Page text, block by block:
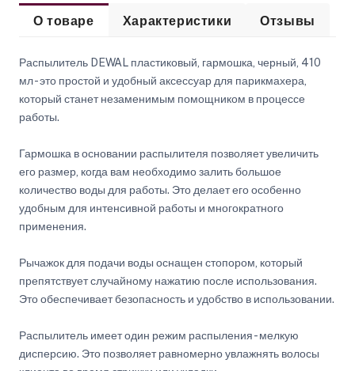
О товаре Характеристики Отзывы
Распылитель DEWAL пластиковый, гармошка, черный, 410
мл - это простой и удобный аксессуар для парикмахера,
который станет незаменимым помощником в процессе
работы.
Гармошка в основании распылителя позволяет увеличить
его размер, когда вам необходимо залить большое
количество воды для работы. Это делает его особенно
удобным для интенсивной работы и многократного
применения.
Рычажок для подачи воды оснащен стопором, который
препятствует случайному нажатию после использования.
Это обеспечивает безопасность и удобство в использовании.
Распылитель имеет один режим распыления - мелкую
дисперсию. Это позволяет равномерно увлажнять волосы